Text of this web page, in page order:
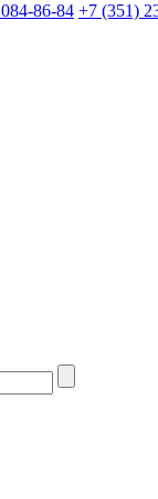
86-84 +7 (351)